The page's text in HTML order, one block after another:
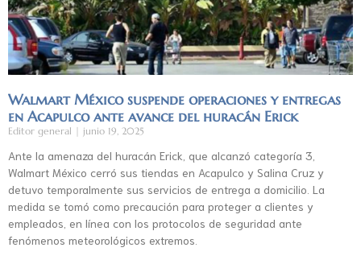
Walmart México suspende operaciones y entregas
en Acapulco ante avance del huracán Erick
Editor general junio 19, 2025
Ante la amenaza del huracán Erick, que alcanzó categoría 3,
Walmart México cerró sus tiendas en Acapulco y Salina Cruz y
detuvo temporalmente sus servicios de entrega a domicilio. La
medida se tomó como precaución para proteger a clientes y
empleados, en línea con los protocolos de seguridad ante
fenómenos meteorológicos extremos.